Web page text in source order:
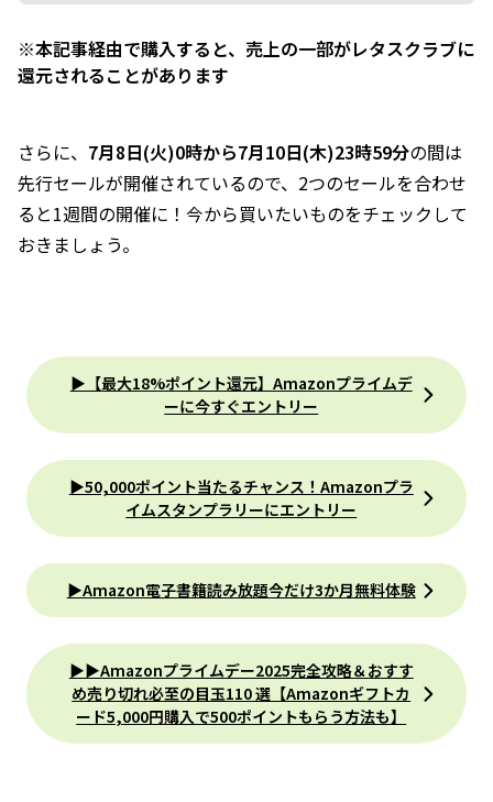
※本記事経由で購入すると、売上の一部がレタスクラブに
還元されることがあります
さらに、 7月8日(火)0時から7月10日(木)23時59分の間は
先行セールが開催されているので、2つのセールを合わせ
ると1週間の開催に！今から買いたいものをチェックして
おきましょう。
▶【最大18%ポイント還元】Amazonプライムデ
ーに今すぐエントリー
▶50,000ポイント当たるチャンス！Amazonプラ
イムスタンプラリーにエントリー
▶Amazon電子書籍読み放題今だけ3か月無料体験
▶︎▶︎Amazonプライムデー2025完全攻略＆おすす
め売り切れ必至の目玉110 選【Amazonギフトカ
ード5,000円購入で500ポイントもらう方法も】